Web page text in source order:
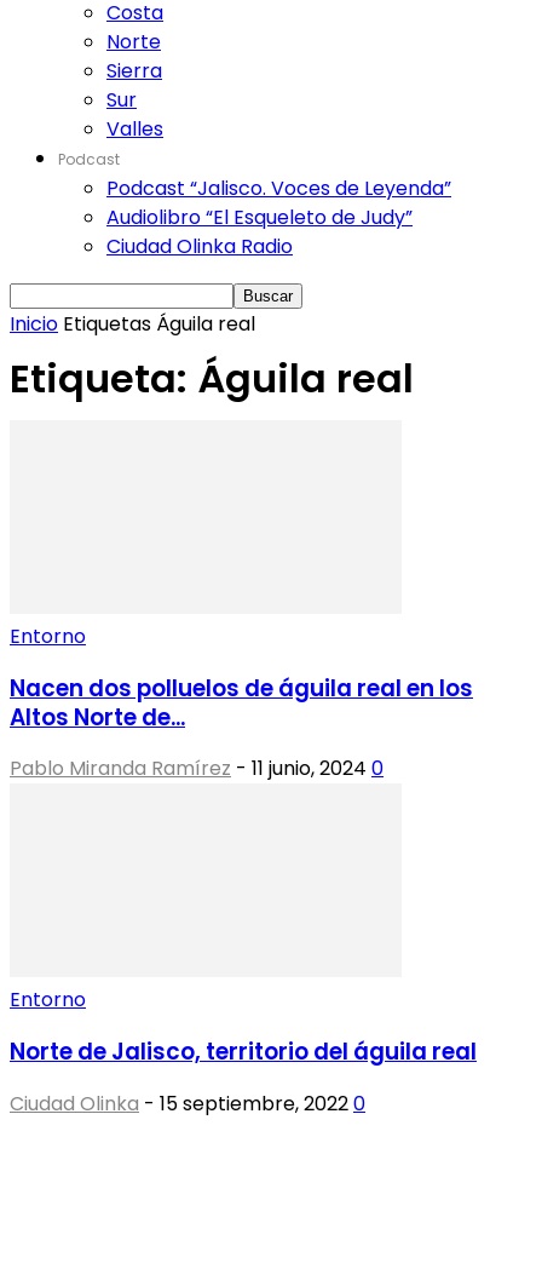
Costa
Norte
Sierra
Sur
Valles
Podcast
Podcast “Jalisco. Voces de Leyenda”
Audiolibro “El Esqueleto de Judy”
Ciudad Olinka Radio
Inicio Etiquetas Águila real
Etiqueta: Águila real
Entorno
Nacen dos polluelos de águila real en los
Altos Norte de...
Pablo Miranda Ramírez - 11 junio, 2024 0
Entorno
Norte de Jalisco, territorio del águila real
Ciudad Olinka - 15 septiembre, 20220